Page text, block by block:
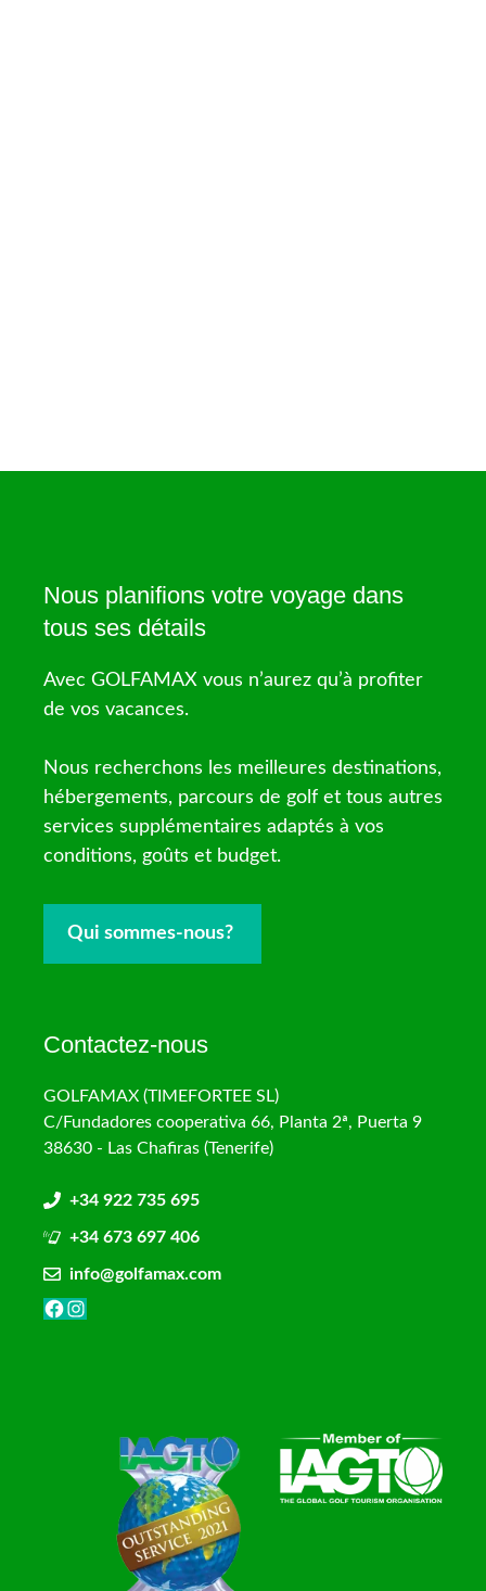
Nous planifions votre voyage dans
tous ses détails
Avec GOLFAMAX vous n’aurez qu’à profiter
de vos vacances.
Nous recherchons les meilleures destinations,
hébergements, parcours de golf et tous autres
services supplémentaires adaptés à vos
conditions, goûts et budget.
Qui sommes-nous?
Contactez-nous
GOLFAMAX (TIMEFORTEE SL)
C/Fundadores cooperativa 66, Planta 2ª, Puerta 9
38630 - Las Chafiras (Tenerife)
+34 922 735 695
+34 673 697 406
info@golfamax.com
Facebook
Instagram